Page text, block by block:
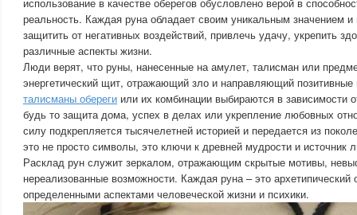
реальность. Каждая руна обладает своим уникальным значением
защитить от негативных воздействий, привлечь удачу, укрепить
различные аспекты жизни.
Люди верят, что руны, нанесенные на амулет, талисман или
энергетический щит, отражающий зло и направляющий
талисманы обереги или их комбинации выбираются в зависимости
будь то защита дома, успех в делах или укрепление любовных
силу подкрепляется тысячелетней историей и передается из
это не просто символы, это ключи к древней мудрости и источник
Расклад рун служит зеркалом, отражающим скрытые мотивы,
нереализованные возможности. Каждая руна – это
определенными аспектами человеческой жизни и психики.